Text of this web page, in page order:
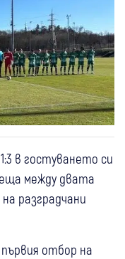
в гостуването си
между двата
разградчани
отбор на